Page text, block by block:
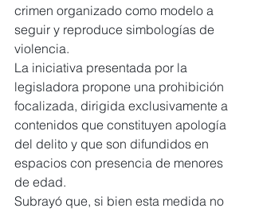
crimen organizado como modelo a
seguir y reproduce simbologías de
violencia.
La iniciativa presentada por la
legisladora propone una prohibición
focalizada, dirigida exclusivamente a
contenidos que constituyen apología
del delito y que son difundidos en
espacios con presencia de menores
de edad.
Subrayó que, si bien esta medida no